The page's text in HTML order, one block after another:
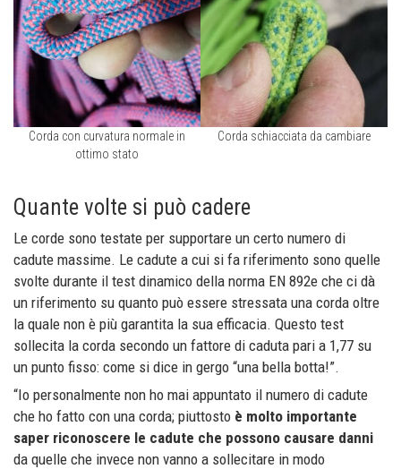
Corda con curvatura normale in
ottimo stato
Corda schiacciata da cambiare
Quante volte si può cadere
Le corde sono testate per supportare un certo numero di
cadute massime. Le cadute a cui si fa riferimento sono quelle
svolte durante il test dinamico della norma EN 892e che ci dà
un riferimento su quanto può essere stressata una corda oltre
la quale non è più garantita la sua efficacia. Questo test
sollecita la corda secondo un fattore di caduta pari a 1,77 su
un punto fisso: come si dice in gergo “una bella botta!”.
“Io personalmente non ho mai appuntato il numero di cadute
che ho fatto con una corda; piuttosto è molto importante
saper riconoscere le cadute che possono causare danni
da quelle che invece non vanno a sollecitare in modo